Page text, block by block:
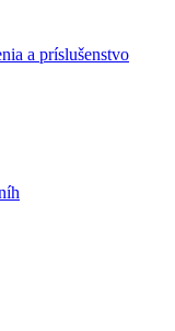
a príslušenstvo